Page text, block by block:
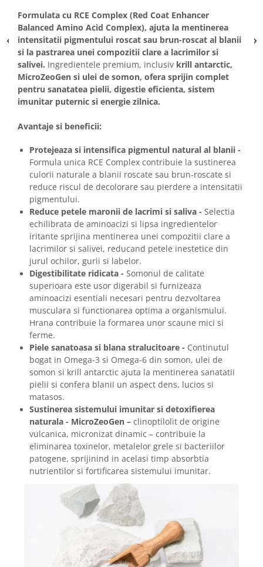
Formulata cu RCE Complex (Red Coat Enhancer
Balanced Amino Acid Complex), ajuta la mentinerea
intensitatii pigmentului roscat sau brun-roscat al blanii
si la pastrarea unei compozitii clare a lacrimilor si
salivei. Ingredientele premium, inclusiv krill antarctic,
MicroZeoGen si ulei de somon, ofera sprijin complet
pentru sanatatea pielii, digestie eficienta, sistem
imunitar puternic si energie zilnica.
Avantaje si beneficii:
Protejeaza si intensifica pigmentul natural al blanii -
Formula unica RCE Complex contribuie la sustinerea
culorii naturale a blanii roscate sau brun-roscate si
reduce riscul de decolorare sau pierdere a intensitatii
pigmentului.
Reduce petele maronii de lacrimi si saliva - Selectia
echilibrata de aminoacizi si lipsa ingredientelor
iritante sprijina mentinerea unei compozitii clare a
lacrimilor si salivei, reducand petele inestetice din
jurul ochilor, gurii si labelor.
Digestibilitate ridicata - Somonul de calitate
superioara este usor digerabil si furnizeaza
aminoacizi esentiali necesari pentru dezvoltarea
musculara si functionarea optima a organismului.
Hrana contribuie la formarea unor scaune mici si
ferme.
Piele sanatoasa si blana stralucitoare - Continutul
bogat in Omega-3 si Omega-6 din somon, ulei de
somon si krill antarctic ajuta la mentinerea sanatatii
pielii si confera blanii un aspect dens, lucios si
matasos.
Sustinerea sistemului imunitar si detoxifierea
naturala - MicroZeoGen – clinoptilolit de origine
vulcanica, micronizat dinamic – contribuie la
eliminarea toxinelor, metalelor grele si bacteriilor
patogene, sprijinind in acelasi timp absorbtia
nutrientilor si fortificarea sistemului imunitar.